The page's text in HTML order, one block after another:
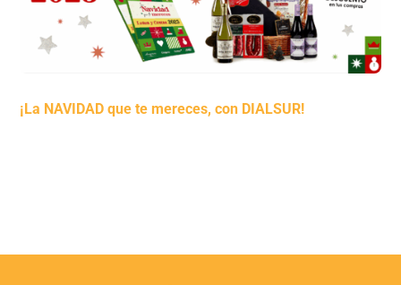
¡La NAVIDAD que te mereces, con DIALSUR!